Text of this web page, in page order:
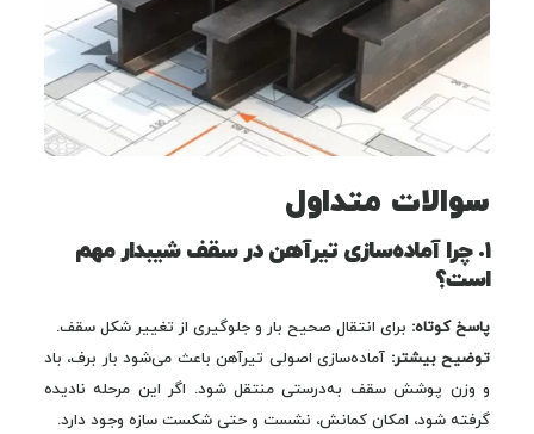
سوالات متداول
۱. چرا آماده‌سازی تیرآهن در سقف شیبدار مهم
است؟
پاسخ کوتاه: برای انتقال صحیح بار و جلوگیری از تغییر شکل سقف.
توضیح بیشتر: آماده‌سازی اصولی تیرآهن باعث می‌شود بار برف، باد
و وزن پوشش سقف به‌درستی منتقل شود. اگر این مرحله نادیده
گرفته شود، امکان کمانش، نشست و حتی شکست سازه وجود دارد.